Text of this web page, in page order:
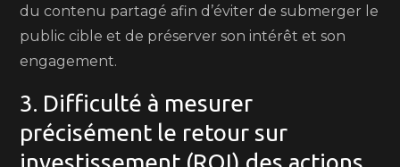
du contenu partagé afin d’éviter de submerger le
public cible et de préserver son intérêt et son
engagement.
3. Difficulté à mesurer
précisément le retour sur